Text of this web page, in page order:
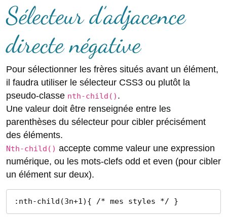
Sélecteur d’adjacence
directe négative
Pour sélectionner les frères situés avant un élément,
il faudra utiliser le sélecteur CSS3 ou plutôt la
pseudo-classe nth-child() .
Une valeur doit être renseignée entre les
parenthèses du sélecteur pour cibler précisément
des éléments.
Nth-child() accepte comme valeur une expression
numérique, ou les mots-clefs odd et even (pour cibler
un élément sur deux).
:nth-child(3n+1){ /* mes styles */ }